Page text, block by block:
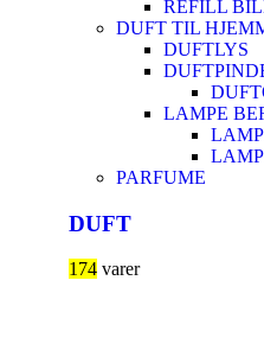
REFILL
DUFT TIL
DUFTLYS
LAMPE
PARFUME
DUFT
174 varer